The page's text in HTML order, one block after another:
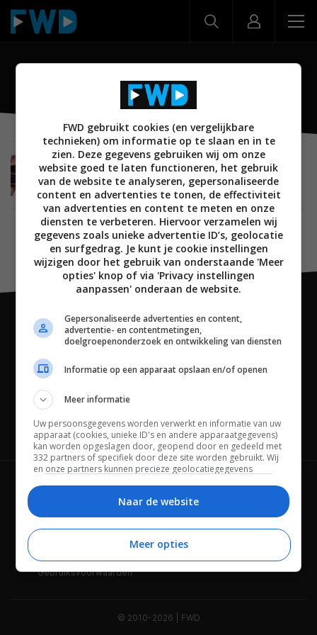
Samsung Display
NIEUWS MOBILE LAPTOPS SMARTPHONES
TABLETS
17 MEI 2021
Samsung Display toont concepten met
opvouwbare oled-schermen
Channels
Wie is FWD Privacybeleid
Adverteren Contact
Gebruiksvoorwaarden
© 2010-2026 | FWD
FWD gebruikt cookies (en vergelijkbare
technieken) om informatie op te slaan en in te
zien. Deze gegevens gebruiken wij om onze
website goed te laten functioneren, het gebruik
van de website te analyseren, gepersonaliseerde
content en advertenties te tonen, de effectiviteit
van advertenties en content te meten en onze
diensten te verbeteren. Hiervoor verzamelen wij
gegevens zoals unieke advertentie ID’s, geolocatie
en surfgedrag. Je kunt je cookie instellingen
wijzigen door het gebruik van onderstaande 'Meer
opties' knop of via 'Privacy instellingen
aanpassen' onderaan de website.
Gepersonaliseerde advertenties en content,
advertentie- en contentmetingen,
doelgroepenonderzoek en ontwikkeling van diensten
Informatie op een apparaat opslaan en/of openen
Meer informatie
Uw persoonsgegevens worden verwerkt en informatie van uw
apparaat (cookies, unieke ID's en andere apparaatgegevens)
kan worden opgeslagen door, geopend door en gedeeld met
332 partners of specifiek door deze site worden gebruikt. Wij
en onze partners kunnen precieze geolocatiegegevens
Bepaalde leveranciers kunnen uw persoonsgegevens
beheren. Zoek onderaan deze pagina of in het sitemenu naar
een link om uw toestemming te beheren of in te trekken via de
privacy- en cookie-instellingen.
Naar de website
Meer opties